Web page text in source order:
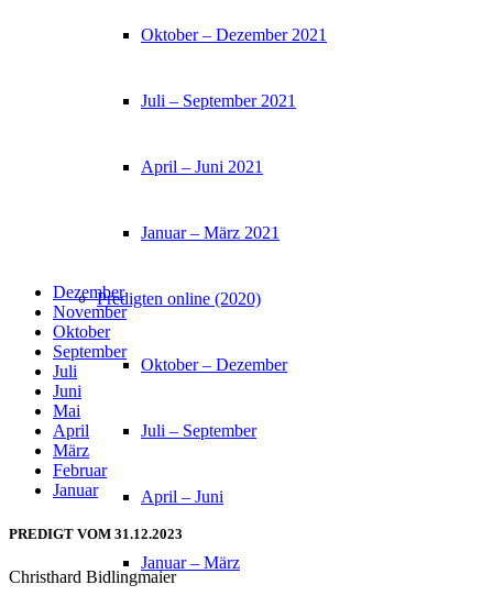
Oktober – Dezember 2021
Juli – September 2021
April – Juni 2021
Januar – März 2021
Predigten online (2020)
Oktober – Dezember
Juli – September
April – Juni
Januar – März
Dezember
November
Oktober
September
Juli
Juni
Mai
April
März
Februar
Januar
PREDIGT VOM 31.12.2023
Christhard Bidlingmaier